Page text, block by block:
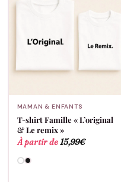
MAMAN & ENFANTS
T-shirt Famille « L’original
& Le remix »
À partir de15,99€